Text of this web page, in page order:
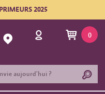
PRIMEURS 2025
0